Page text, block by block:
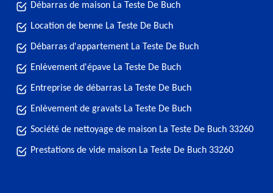
Débarras de maison La Teste De Buch
Location de benne La Teste De Buch
Débarras d'appartement La Teste De Buch
Enlèvement d'épave La Teste De Buch
Entreprise de débarras La Teste De Buch
Enlèvement de gravats La Teste De Buch
Société de nettoyage de maison La Teste De Buch 33260
Prestations de vide maison La Teste De Buch 33260